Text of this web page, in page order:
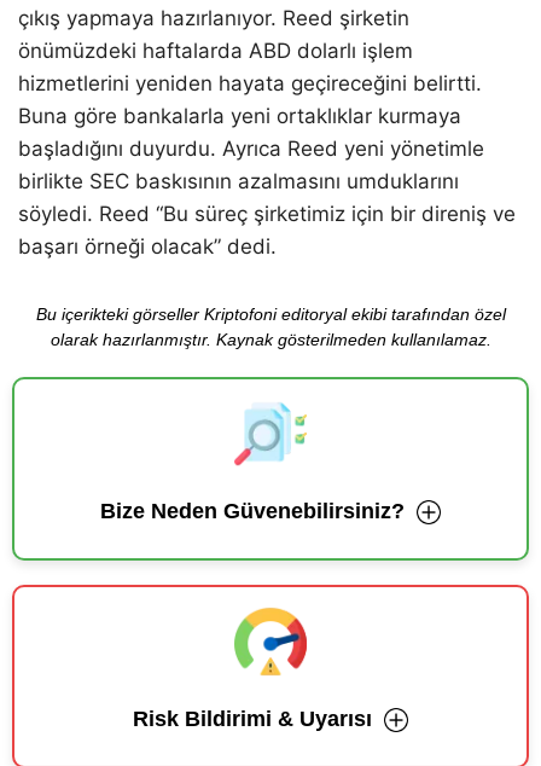
çıkış yapmaya hazırlanıyor. Reed şirketin
önümüzdeki haftalarda ABD dolarlı işlem
hizmetlerini yeniden hayata geçireceğini belirtti.
Buna göre bankalarla yeni ortaklıklar kurmaya
başladığını duyurdu. Ayrıca Reed yeni yönetimle
birlikte SEC baskısının azalmasını umduklarını
söyledi. Reed “Bu süreç şirketimiz için bir direniş ve
başarı örneği olacak” dedi.
Bu içerikteki görseller Kriptofoni editoryal ekibi tarafından özel
olarak hazırlanmıştır. Kaynak gösterilmeden kullanılamaz.
Bize Neden Güvenebilirsiniz?
Risk Bildirimi & Uyarısı